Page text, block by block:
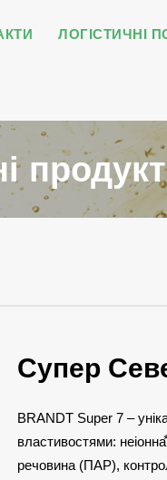
ЛОГІСТИЧНІ
Супер
BRANDT Super 7 –
властивостями:
речовина (ПАР),